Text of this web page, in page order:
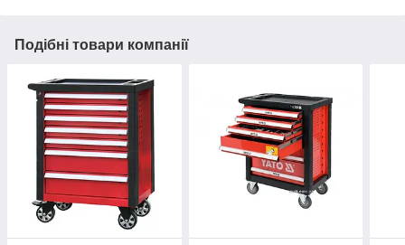
Подібні товари компанії